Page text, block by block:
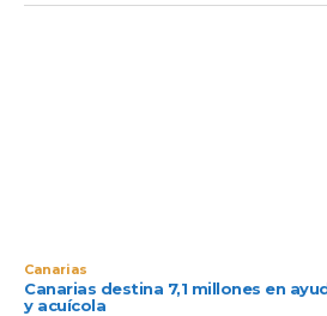
Canarias
Canarias destina 7,1 millones en
y acuícola